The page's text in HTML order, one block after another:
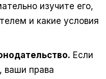
изучите его,
и какие условия
Если
ваши права